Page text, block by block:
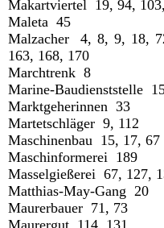
Makartviertel 19, 94,
Maleta 45
Malzacher 4, 8, 9, 18,
163, 168, 170
Marchtrenk 8
Marine-Baudienststelle
Marktgeherinnen 33
Martetschläger 9, 112
Maschinenbau 15, 17, 67
Maschinformerei 189
Masselgießerei 67, 127,
Matthias-May-Gang 20
Maurerbauer 71, 73
Maurergut 114, 131